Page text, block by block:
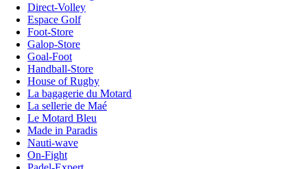
Direct-Volley
Espace Golf
Foot-Store
Galop-Store
Goal-Foot
Handball-Store
House of Rugby
La bagagerie du Motard
La sellerie de Maé
Le Motard Bleu
Made in Paradis
Nauti-wave
On-Fight